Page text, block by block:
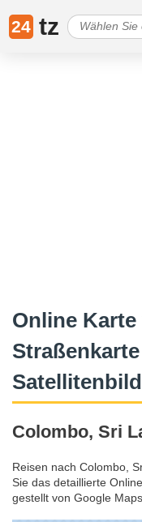
24 tz
Online
Colombo, Sri
Reisen nach Colombo,
Sie das detaillierte
gestellt von Google